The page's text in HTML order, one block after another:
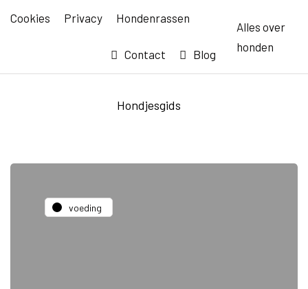
Cookies Privacy Hondenrassen
Blog
Contact
Alles over
honden
Hondjesgids
voeding